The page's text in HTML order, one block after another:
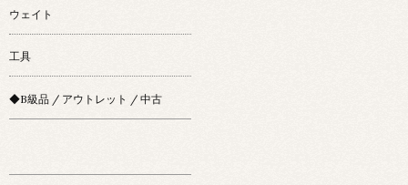
ウェイト
工具
◆B級品 / アウトレット / 中古